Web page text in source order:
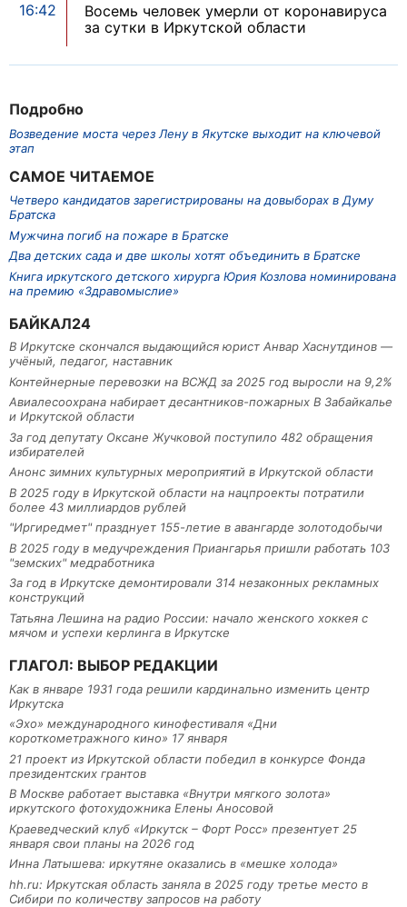
Подробно
Возведение моста через Лену в Якутске выходит на ключевой
этап
САМОЕ ЧИТАЕМОЕ
Четверо кандидатов зарегистрированы на довыборах в Думу
Братска
Мужчина погиб на пожаре в Братске
Два детских сада и две школы хотят объединить в Братске
Книга иркутского детского хирурга Юрия Козлова номинирована
на премию «Здравомыслие»
БАЙКАЛ24
В Иркутске скончался выдающийся юрист Анвар Хаснутдинов —
учёный, педагог, наставник
Контейнерные перевозки на ВСЖД за 2025 год выросли на 9,2%
Авиалесоохрана набирает десантников-пожарных В Забайкалье
и Иркутской области
За год депутату Оксане Жучковой поступило 482 обращения
избирателей
Анонс зимних культурных мероприятий в Иркутской области
В 2025 году в Иркутской области на нацпроекты потратили
более 43 миллиардов рублей
"Иргиредмет" празднует 155-летие в авангарде золотодобычи
В 2025 году в медучреждения Приангарья пришли работать 103
"земских" медработника
За год в Иркутске демонтировали 314 незаконных рекламных
конструкций
Татьяна Лешина на радио России: начало женского хоккея с
мячом и успехи керлинга в Иркутске
ГЛАГОЛ: ВЫБОР РЕДАКЦИИ
Как в январе 1931 года решили кардинально изменить центр
Иркутска
«Эхо» международного кинофестиваля «Дни
короткометражного кино» 17 января
21 проект из Иркутской области победил в конкурсе Фонда
президентских грантов
В Москве работает выставка «Внутри мягкого золота»
иркутского фотохудожника Елены Аносовой
Краеведческий клуб «Иркутск – Форт Росс» презентует 25
января свои планы на 2026 год
Инна Латышева: иркутяне оказались в «мешке холода»
hh.ru: Иркутская область заняла в 2025 году третье место в
Сибири по количеству запросов на работу
16:42
Восемь человек умерли от коронавируса
за сутки в Иркутской области